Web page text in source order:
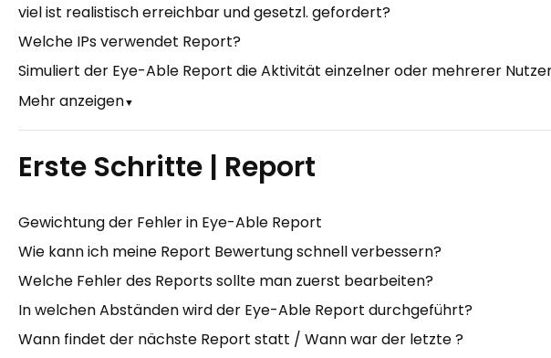
viel ist realistisch erreichbar und gesetzl. gefordert?
Welche IPs verwendet Report?
Simuliert der Eye-Able Report die Aktivität einzelner oder mehrerer
Mehr anzeigen▼
Erste Schritte | Report
Gewichtung der Fehler in Eye-Able Report
Wie kann ich meine Report Bewertung schnell verbessern?
Welche Fehler des Reports sollte man zuerst bearbeiten?
In welchen Abständen wird der Eye-Able Report durchgeführt?
Wann findet der nächste Report statt / Wann war der letzte ?